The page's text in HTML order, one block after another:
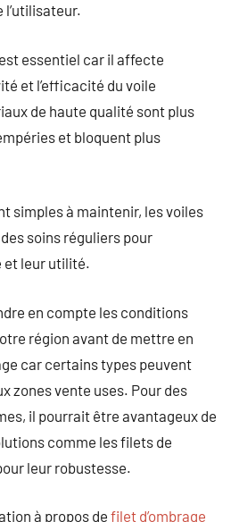
l’utilisateur.
essentiel car il affecte
et l’efficacité du voile
de haute qualité sont plus
et bloquent plus
simples à maintenir, les voiles
soins réguliers pour
et leur utilité.
en compte les conditions
région avant de mettre en
car certains types peuvent
zones vente uses. Pour des
il pourrait être avantageux de
comme les filets de
leur robustesse.
à propos de filet d’ombrage